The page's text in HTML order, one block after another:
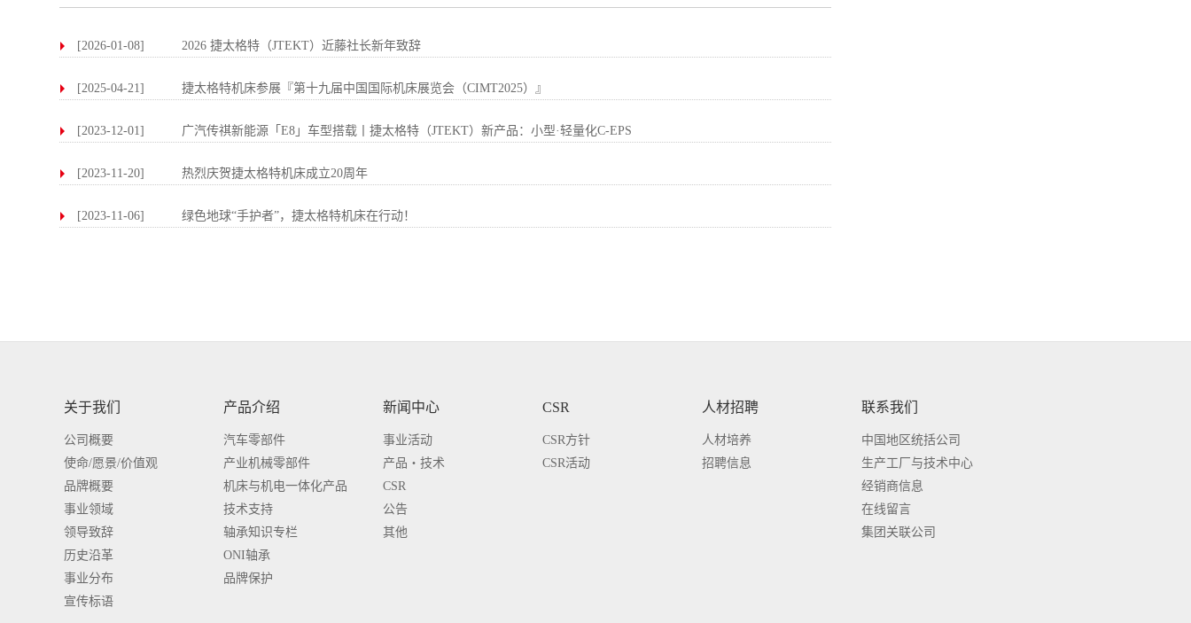
[2026-01-08] 2026 捷太格特（JTEKT）近藤社长新年致辞
[2025-04-21] 捷太格特机床参展『第十九届中国国际机床展览会（CIMT2025）』
[2023-12-01] 广汽传祺新能源「E8」车型搭载丨捷太格特（JTEKT）新产品：小型·轻量化C-EPS
[2023-11-20] 热烈庆贺捷太格特机床成立20周年
[2023-11-06] 绿色地球“手护者”，捷太格特机床在行动！
关于我们
公司概要
使命/愿景/价值观
品牌概要
事业领域
领导致辞
历史沿革
事业分布
宣传标语
产品介绍
汽车零部件
产业机械零部件
机床与机电一体化产品
技术支持
轴承知识专栏
ONI轴承
品牌保护
新闻中心
事业活动
产品・技术
CSR
公告
其他
CSR
CSR方针
CSR活动
人材招聘
人材培养
招聘信息
联系我们
中国地区统括公司
生产工厂与技术中心
经销商信息
在线留言
集团关联公司